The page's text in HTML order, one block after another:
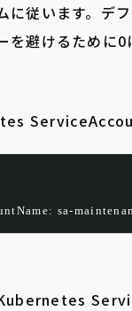
に従います。デ
を避けるために0
sa-